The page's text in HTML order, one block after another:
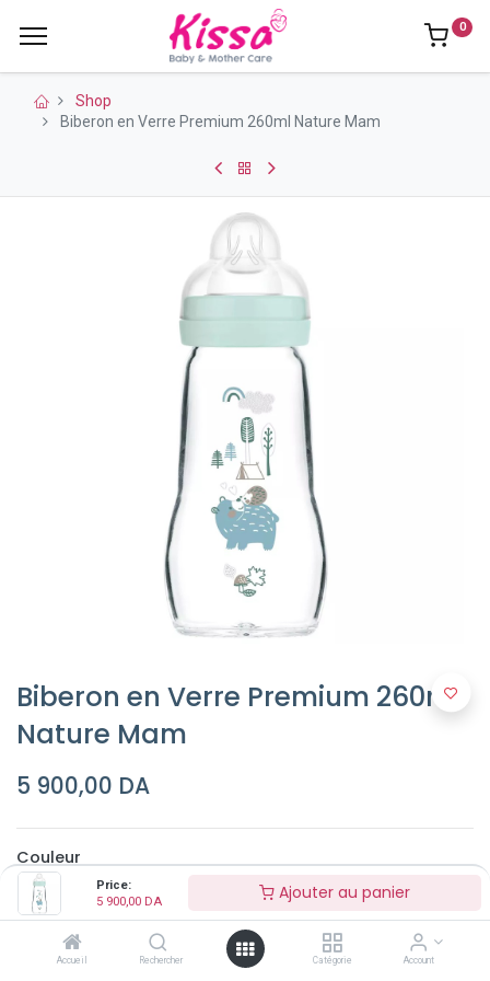
Price:
5 900,00 DA Ajouter au panier
Accueil Rechercher Catégorie Account
0
Shop
Biberon en Verre Premium 260ml Nature Mam
Biberon en Verre Premium 260ml
Nature Mam
5 900,00 DA
Couleur